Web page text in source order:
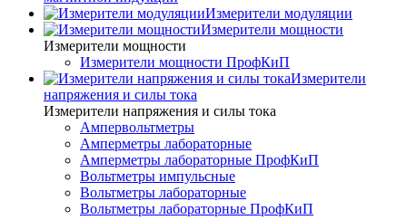
Измерители модуляции
Измерители мощности
Измерители мощности
Измерители мощности ПрофКиП
Измерители
напряжения и силы тока
Измерители напряжения и силы тока
Ампервольтметры
Амперметры лабораторные
Амперметры лабораторные ПрофКиП
Вольтметры импульсные
Вольтметры лабораторные
Вольтметры лабораторные ПрофКиП